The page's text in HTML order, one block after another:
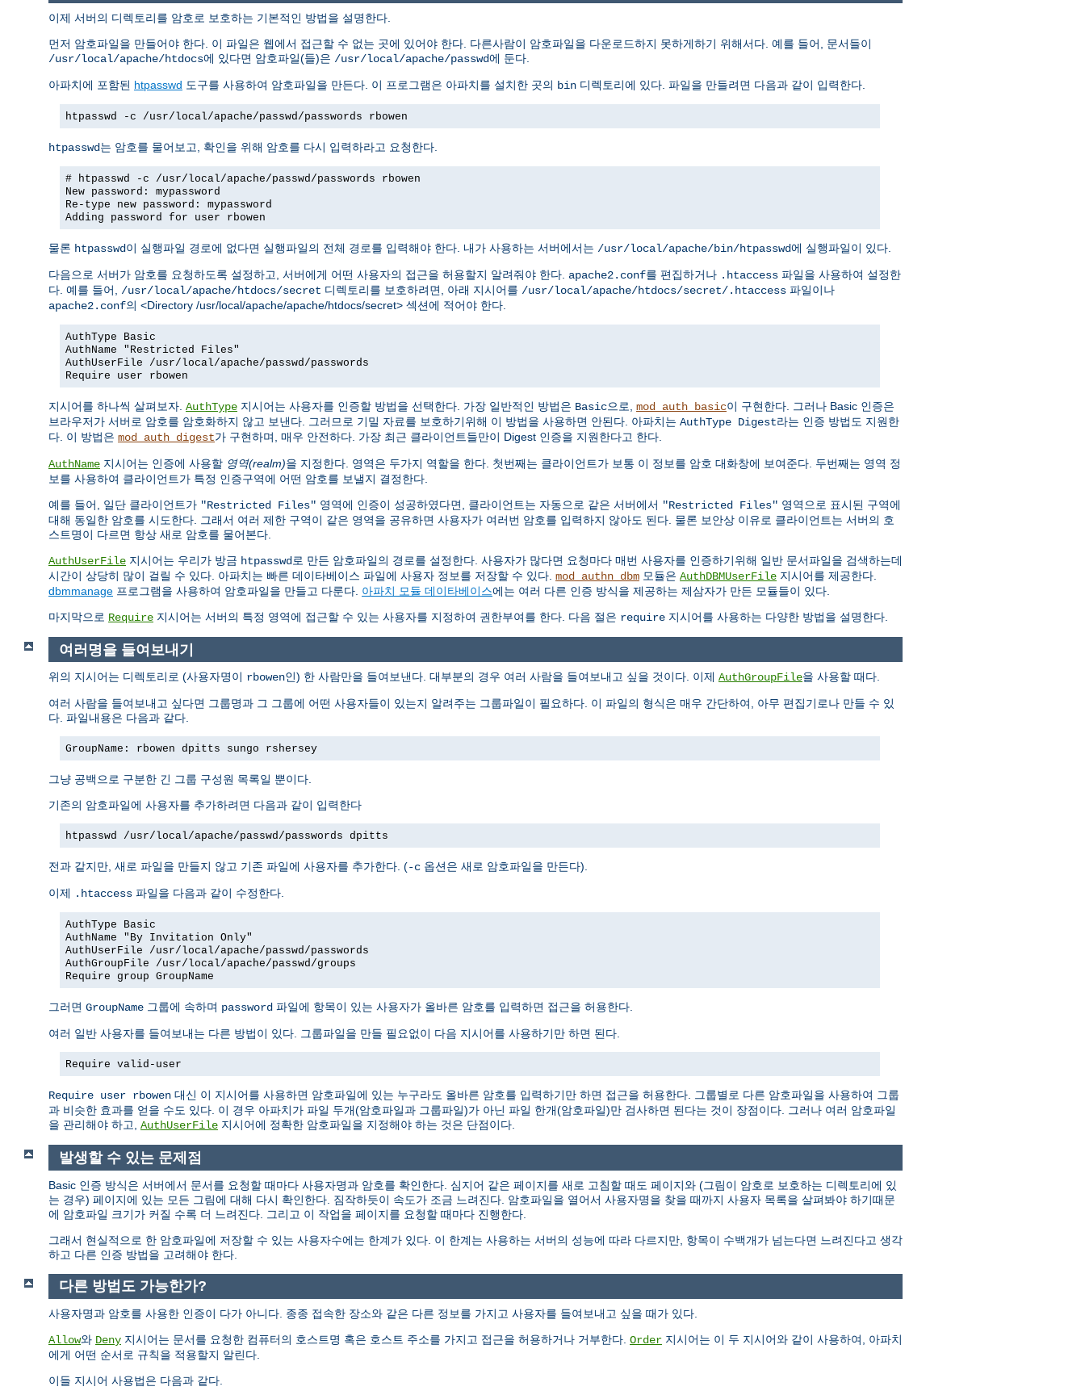
이제 서버의 디렉토리를 암호로 보호하는 기본적인 방법을 설명한다.
먼저 암호파일을 만들어야 한다. 이 파일은 웹에서 접근할 수 없는 곳에 있어야 한다. 다른사람이 암호파일을 다운로드하지 못하게하기 위해서다. 예를 들어, 문서들이
/usr/local/apache/htdocs에 있다면 암호파일(들)은 /usr/local/apache/passwd에 둔다.
아파치에 포함된 htpasswd 도구를 사용하여 암호파일을 만든다. 이 프로그램은 아파치를 설치한 곳의 bin 디렉토리에 있다. 파일을 만들려면 다음과 같이 입력한다.
htpasswd -c /usr/local/apache/passwd/passwords rbowen
htpasswd는 암호를 물어보고, 확인을 위해 암호를 다시 입력하라고 요청한다.
# htpasswd -c /usr/local/apache/passwd/passwords rbowen
New password: mypassword
Re-type new password: mypassword
Adding password for user rbowen
물론 htpasswd이 실행파일 경로에 없다면 실행파일의 전체 경로를 입력해야 한다. 내가 사용하는 서버에서는 /usr/local/apache/bin/htpasswd에 실행파일이 있다.
다음으로 서버가 암호를 요청하도록 설정하고, 서버에게 어떤 사용자의 접근을 허용할지 알려줘야 한다. apache2.conf를 편집하거나 .htaccess 파일을 사용하여 설정한
다. 예를 들어, /usr/local/apache/htdocs/secret 디렉토리를 보호하려면, 아래 지시어를 /usr/local/apache/htdocs/secret/.htaccess 파일이나
apache2.conf의 <Directory /usr/local/apache/apache/htdocs/secret> 섹션에 적어야 한다.
AuthType Basic
AuthName "Restricted Files"
AuthUserFile /usr/local/apache/passwd/passwords
Require user rbowen
지시어를 하나씩 살펴보자. AuthType 지시어는 사용자를 인증할 방법을 선택한다. 가장 일반적인 방법은 Basic으로, mod_auth_basic이 구현한다. 그러나 Basic 인증은
브라우저가 서버로 암호를 암호화하지 않고 보낸다. 그러므로 기밀 자료를 보호하기위해 이 방법을 사용하면 안된다. 아파치는 AuthType Digest라는 인증 방법도 지원한
다. 이 방법은 mod_auth_digest가 구현하며, 매우 안전하다. 가장 최근 클라이언트들만이 Digest 인증을 지원한다고 한다.
AuthName 지시어는 인증에 사용할 영역(realm)을 지정한다. 영역은 두가지 역할을 한다. 첫번째는 클라이언트가 보통 이 정보를 암호 대화창에 보여준다. 두번째는 영역 정
보를 사용하여 클라이언트가 특정 인증구역에 어떤 암호를 보낼지 결정한다.
예를 들어, 일단 클라이언트가 "Restricted Files" 영역에 인증이 성공하였다면, 클라이언트는 자동으로 같은 서버에서 "Restricted Files" 영역으로 표시된 구역에
대해 동일한 암호를 시도한다. 그래서 여러 제한 구역이 같은 영역을 공유하면 사용자가 여러번 암호를 입력하지 않아도 된다. 물론 보안상 이유로 클라이언트는 서버의 호
스트명이 다르면 항상 새로 암호를 물어본다.
AuthUserFile 지시어는 우리가 방금 htpasswd 로 만든 암호파일의 경로를 설정한다. 사용자가 많다면 요청마다 매번 사용자를 인증하기위해 일반 문서파일을 검색하는데
시간이 상당히 많이 걸릴 수 있다. 아파치는 빠른 데이타베이스 파일에 사용자 정보를 저장할 수 있다. mod_authn_dbm 모듈은 AuthDBMUserFile 지시어를 제공한다.
dbmmanage 프로그램을 사용하여 암호파일을 만들고 다룬다. 아파치 모듈 데이타베이스에는 여러 다른 인증 방식을 제공하는 제삼자가 만든 모듈들이 있다.
마지막으로 Require 지시어는 서버의 특정 영역에 접근할 수 있는 사용자를 지정하여 권한부여를 한다. 다음 절은 require 지시어를 사용하는 다양한 방법을 설명한다.
여러명을 들여보내기
위의 지시어는 디렉토리로 (사용자명이 rbowen인) 한 사람만을 들여보낸다. 대부분의 경우 여러 사람을 들여보내고 싶을 것이다. 이제 AuthGroupFile을 사용할 때다.
여러 사람을 들여보내고 싶다면 그룹명과 그 그룹에 어떤 사용자들이 있는지 알려주는 그룹파일이 필요하다. 이 파일의 형식은 매우 간단하여, 아무 편집기로나 만들 수 있
다. 파일내용은 다음과 같다.
GroupName: rbowen dpitts sungo rshersey
그냥 공백으로 구분한 긴 그룹 구성원 목록일 뿐이다.
기존의 암호파일에 사용자를 추가하려면 다음과 같이 입력한다
htpasswd /usr/local/apache/passwd/passwords dpitts
전과 같지만, 새로 파일을 만들지 않고 기존 파일에 사용자를 추가한다. (-c 옵션은 새로 암호파일을 만든다).
이제 .htaccess 파일을 다음과 같이 수정한다.
AuthType Basic
AuthName "By Invitation Only"
AuthUserFile /usr/local/apache/passwd/passwords
AuthGroupFile /usr/local/apache/passwd/groups
Require group GroupName
그러면 GroupName 그룹에 속하며 password 파일에 항목이 있는 사용자가 올바른 암호를 입력하면 접근을 허용한다.
여러 일반 사용자를 들여보내는 다른 방법이 있다. 그룹파일을 만들 필요없이 다음 지시어를 사용하기만 하면 된다.
Require valid-user
Require user rbowen 대신 이 지시어를 사용하면 암호파일에 있는 누구라도 올바른 암호를 입력하기만 하면 접근을 허용한다. 그룹별로 다른 암호파일을 사용하여 그룹
과 비슷한 효과를 얻을 수도 있다. 이 경우 아파치가 파일 두개(암호파일과 그룹파일)가 아닌 파일 한개(암호파일)만 검사하면 된다는 것이 장점이다. 그러나 여러 암호파일
을 관리해야 하고, AuthUserFile 지시어에 정확한 암호파일을 지정해야 하는 것은 단점이다.
발생할 수 있는 문제점
Basic 인증 방식은 서버에서 문서를 요청할 때마다 사용자명과 암호를 확인한다. 심지어 같은 페이지를 새로 고침할 때도 페이지와 (그림이 암호로 보호하는 디렉토리에 있
는 경우) 페이지에 있는 모든 그림에 대해 다시 확인한다. 짐작하듯이 속도가 조금 느려진다. 암호파일을 열어서 사용자명을 찾을 때까지 사용자 목록을 살펴봐야 하기때문
에 암호파일 크기가 커질 수록 더 느려진다. 그리고 이 작업을 페이지를 요청할 때마다 진행한다.
그래서 현실적으로 한 암호파일에 저장할 수 있는 사용자수에는 한계가 있다. 이 한계는 사용하는 서버의 성능에 따라 다르지만, 항목이 수백개가 넘는다면 느려진다고 생각
하고 다른 인증 방법을 고려해야 한다.
다른 방법도 가능한가?
사용자명과 암호를 사용한 인증이 다가 아니다. 종종 접속한 장소와 같은 다른 정보를 가지고 사용자를 들여보내고 싶을 때가 있다.
Allow와 Deny 지시어는 문서를 요청한 컴퓨터의 호스트명 혹은 호스트 주소를 가지고 접근을 허용하거나 거부한다. Order 지시어는 이 두 지시어와 같이 사용하여, 아파치
에게 어떤 순서로 규칙을 적용할지 알린다.
이들 지시어 사용법은 다음과 같다.